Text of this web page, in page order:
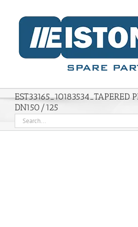
content
EST33165_10183534_TAPERED
DN150/125
Search
for: